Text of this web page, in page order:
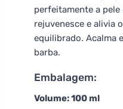
perfeitamente a
rejuvenesce e alivia
equilibrado. Acalma
barba.
Embalagem:
Volume: 100 ml